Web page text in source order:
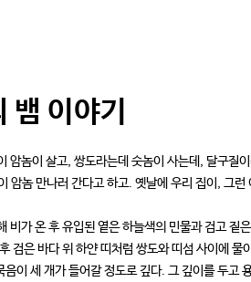
이야기
암놈이 살고, 쌍도라는데 숫놈이 사는데, 달구질
암놈 만나러 간다고 하고. 옛날에 우리 집이, 그
비가 온 후 유입된 옅은 하늘색의 민물과 검고
검은 바다 위 하얀 띠처럼 쌍도와 띠섬 사이에
이 세 개가 들어갈 정도로 깊다. 그 깊이를 두고